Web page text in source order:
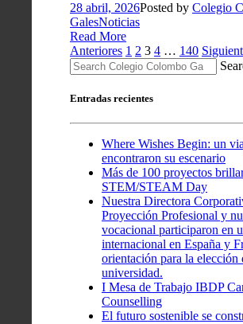
28 abril, 2026Posted by Colegio
GalesNoticias
Read More
Paginación
de
entradas
Anteriores 1 2 3 4 … 140
Entradas recientes
Where Wishes Begin: un
encontraron su escenario
Más de 100 proyectos
STEM/STEAM Day
Nuestra Directora
Proyección Profesional y
vocacional participaron en
internacional en España y
orientación para la elección
universidad.
I Mesa de Trabajo IBDP
Counselling
El futuro sostenible se